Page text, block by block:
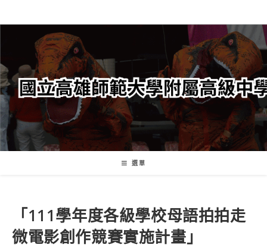
轉
要
內
容
選單
「111學年度各級學校母語拍拍走
微電影創作競賽實施計畫」